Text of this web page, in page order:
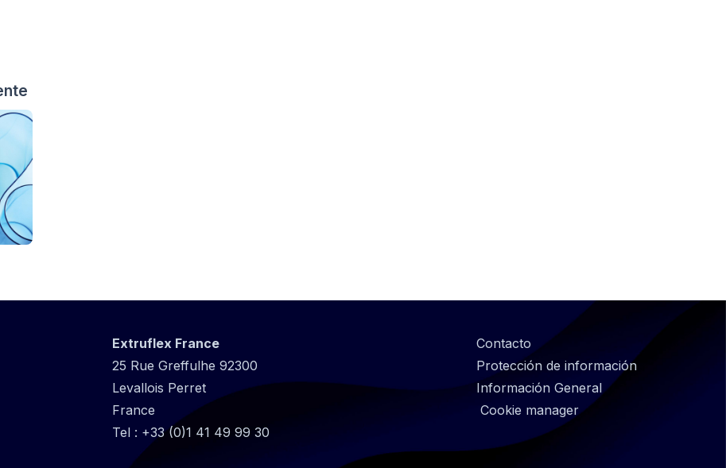
Extruflex France
25 Rue Greffulhe 92300
Levallois Perret
France
Tel : +33 (0)1 41 49 99 30
@
Footer
infos
Contacto
Protección de información
Información General
Cookie manager